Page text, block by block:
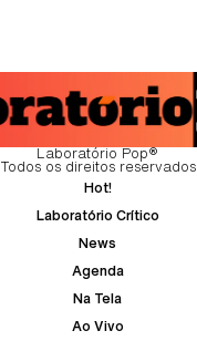
Laboratório Pop®
Todos os direitos reservados
Hot!
Laboratório Crítico
News
Agenda
Na Tela
Ao Vivo